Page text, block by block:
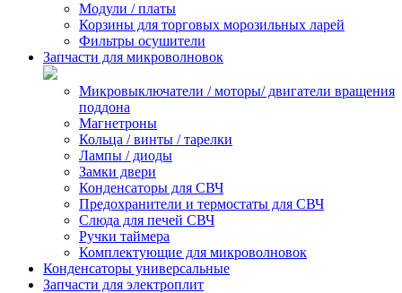
Модули / платы
Корзины для торговых морозильных ларей
Фильтры осушители
Запчасти для микроволновок
Микровыключатели / моторы/ двигатели вращения
поддона
Магнетроны
Кольца / винты / тарелки
Лампы / диоды
Замки двери
Конденсаторы для СВЧ
Предохранители и термостаты для СВЧ
Слюда для печей СВЧ
Ручки таймера
Комплектующие для микроволновок
Конденсаторы универсальные
Запчасти для электроплит